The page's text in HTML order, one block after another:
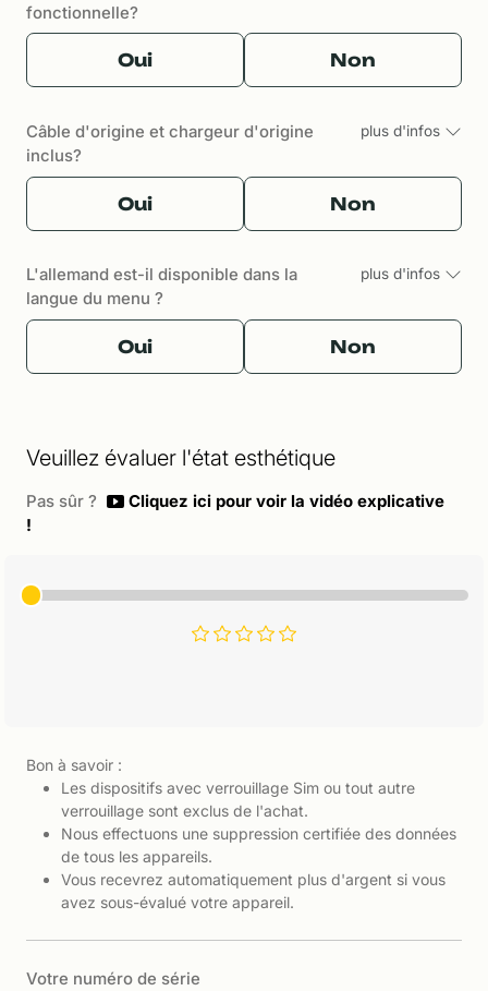
fonctionnelle?
Oui Non
Câble d'origine et chargeur d'origine
inclus?
plus d'infos
Oui Non
L'allemand est-il disponible dans la
langue du menu ?
plus d'infos
Oui Non
Veuillez évaluer l'état esthétique
Pas sûr ?
Cliquez ici pour voir la vidéo explicative
!
Bon à savoir :
Les dispositifs avec verrouillage Sim ou tout autre
verrouillage sont exclus de l'achat.
Nous effectuons une suppression certifiée des données
de tous les appareils.
Vous recevrez automatiquement plus d'argent si vous
avez sous-évalué votre appareil.
Votre numéro de série